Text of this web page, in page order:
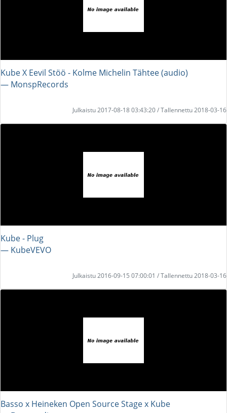
Kube X Eevil Stöö - Kolme Michelin Tähtee (audio)
― MonspRecords
Julkaistu 2017-08-18 03:43:20 / Tallennettu 2018-03-16
Kube - Plug
― KubeVEVO
Julkaistu 2016-09-15 07:00:01 / Tallennettu 2018-03-16
Basso x Heineken Open Source Stage x Kube